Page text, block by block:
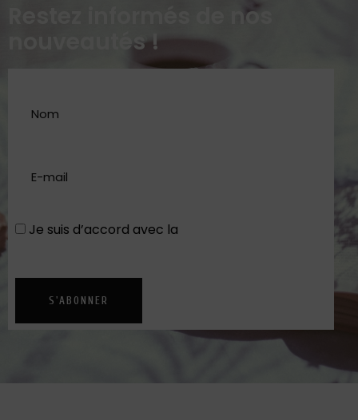
Restez informés de nos
nouveautés !
Je suis d’accord avec la
S'ABONNER